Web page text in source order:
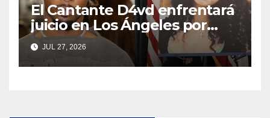
El Cantante D4vd enfrentará
juicio en Los Ángeles por
asesinato de adolescente
salvadoreña
JUL 27, 2026